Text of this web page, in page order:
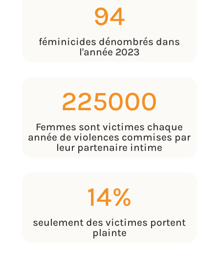
94
féminicides dénombrés dans
l'année 2023
225000
Femmes sont victimes chaque
année de violences commises par
leur partenaire intime
14%
seulement des victimes portent
plainte